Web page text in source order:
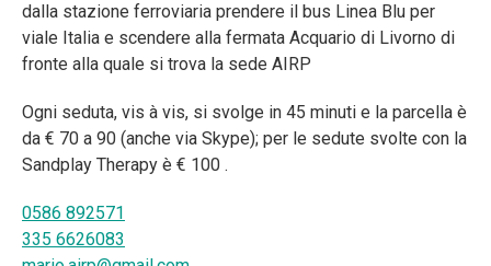
dalla stazione ferroviaria prendere il bus Linea Blu per
viale Italia e scendere alla fermata Acquario di Livorno di
fronte alla quale si trova la sede AIRP
Ogni seduta, vis à vis, si svolge in 45 minuti e la parcella è
da € 70 a 90 (anche via Skype); per le sedute svolte con la
Sandplay Therapy è € 100 .
0586 892571
335 6626083